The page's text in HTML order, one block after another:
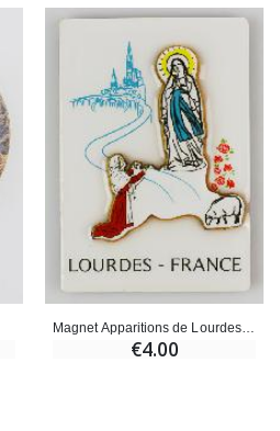
Magnet Apparitions de Lourdes en 2D
€4.00